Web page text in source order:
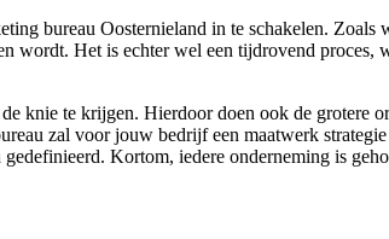
bureau Oosternieland in te schakelen.
Het is echter wel een tijdrovend
knie te krijgen. Hierdoor doen ook de grotere
zal voor jouw bedrijf een maatwerk
Kortom, iedere onderneming is